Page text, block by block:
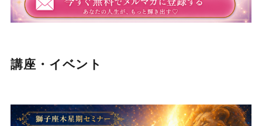
講座・イベント